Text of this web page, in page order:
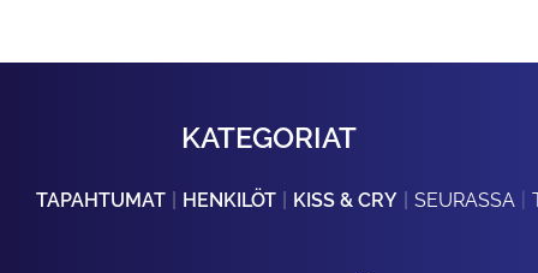
KATEGORIAT
TAPAHTUMAT HENKILÖT KISS & CRY SEURASSA